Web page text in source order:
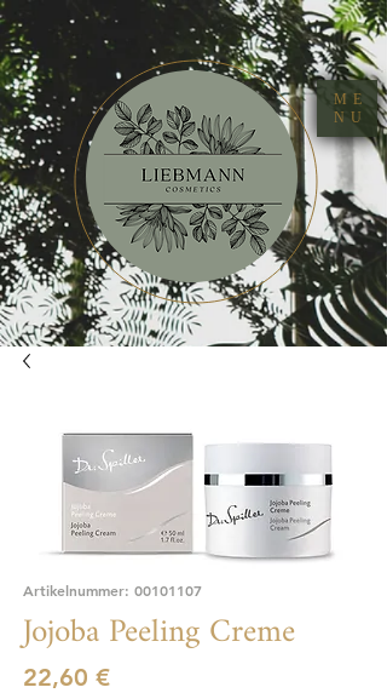
ME
NU
Artikelnummer: 00101107
Jojoba Peeling Creme
22,60 €Preis